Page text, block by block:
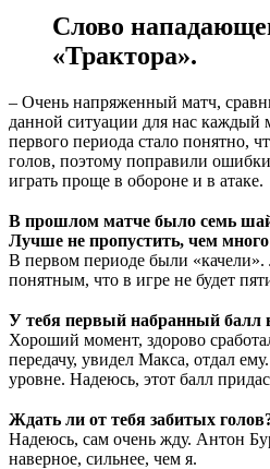
Слово
«Трактора».
– Очень напряженный матч,
данной ситуации для нас каждый
первого периода стало понятно,
голов, поэтому поправили
играть проще в обороне и в атаке.
В прошлом матче было семь
Лучше не пропустить, чем много
В первом периоде были «качели».
понятным, что в игре не будет
У тебя первый набранный
Хороший момент, здорово
передачу, увидел Макса, отдал
уровне. Надеюсь, этот балл
Ждать ли от тебя забитых
Надеюсь, сам очень жду. Антон
наверное, сильнее, чем я.